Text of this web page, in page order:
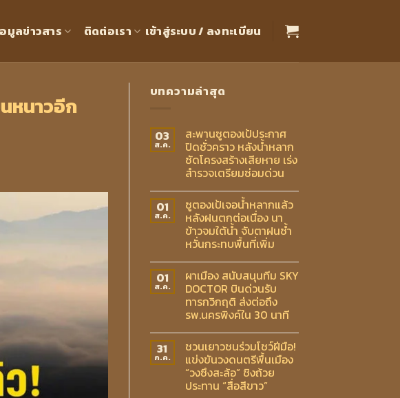
มูลข่าวสาร ติดต่อเรา เข้าสู่ระบบ / ลงทะเบียน
หนาวอีก
บทความล่าสุด
03
ส.ค.
สะพานซูตองเป้ประกาศ
ปิดชั่วคราว หลังน้ำหลาก
ซัดโครงสร้างเสียหาย เร่ง
สำรวจเตรียมซ่อมด่วน
01
ส.ค.
ซูตองเป้เจอน้ำหลากแล้ว
หลังฝนตกต่อเนื่อง นา
ข้าวจมใต้น้ำ จับตาฝนซ้ำ
หวั่นกระทบพื้นที่เพิ่ม
01
ส.ค.
ผาเมือง สนับสนุนทีม SKY
DOCTOR บินด่วนรับ
ทารกวิกฤติ ส่งต่อถึง
รพ.นครพิงค์ใน 30 นาที
31
ก.ค.
ชวนเยาวชนร่วมโชว์ฝีมือ!
แข่งขันวงดนตรีพื้นเมือง
“วงซึงสะล้อ” ชิงถ้วย
ประทาน “สื่อสีขาว”